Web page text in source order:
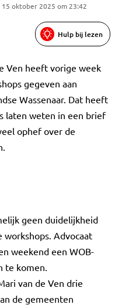
oktober 2025 om 23:42
Hulp bij lezen
Ven heeft vorige week
gegeven aan
Wassenaar. Dat heeft
laten weten in een brief
ophef over de
geen duidelijkheid
workshops. Advocaat
weekend een WOB-
te komen.
van de Ven drie
de gemeenten